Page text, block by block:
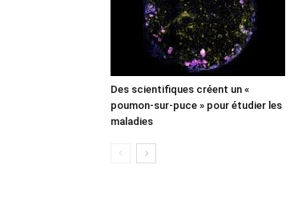
Des scientifiques créent un «
poumon-sur-puce » pour étudier les
maladies